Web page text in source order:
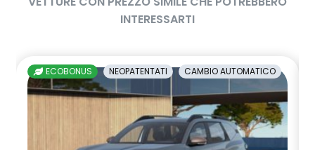
INTERESSARTI
ECOBONUS NEOPATENTATI CAMBIO AUTOMATICO